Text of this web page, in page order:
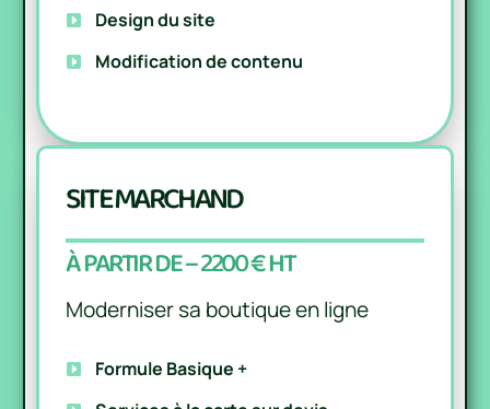
Design du site
Modification de contenu
SITE MARCHAND
À PARTIR DE – 2200 € HT
Moderniser sa boutique en ligne
Formule Basique +